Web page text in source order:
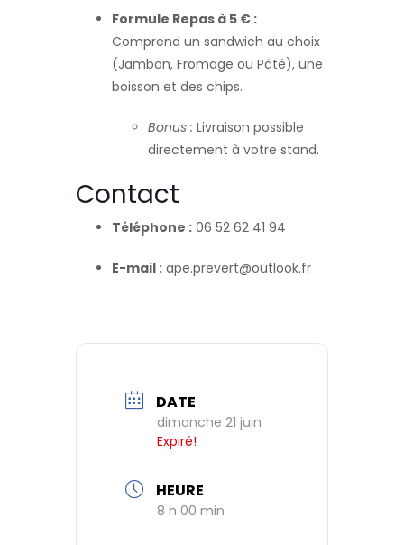
Formule Repas à 5 € :
Comprend un sandwich au choix
(Jambon, Fromage ou Pâté), une
boisson et des chips.
Bonus : Livraison possible
directement à votre stand.
Contact
Téléphone : 06 52 62 41 94
E-mail : ape.prevert@outlook.fr
DATE
dimanche 21 juin
Expiré!
HEURE
8 h 00 min